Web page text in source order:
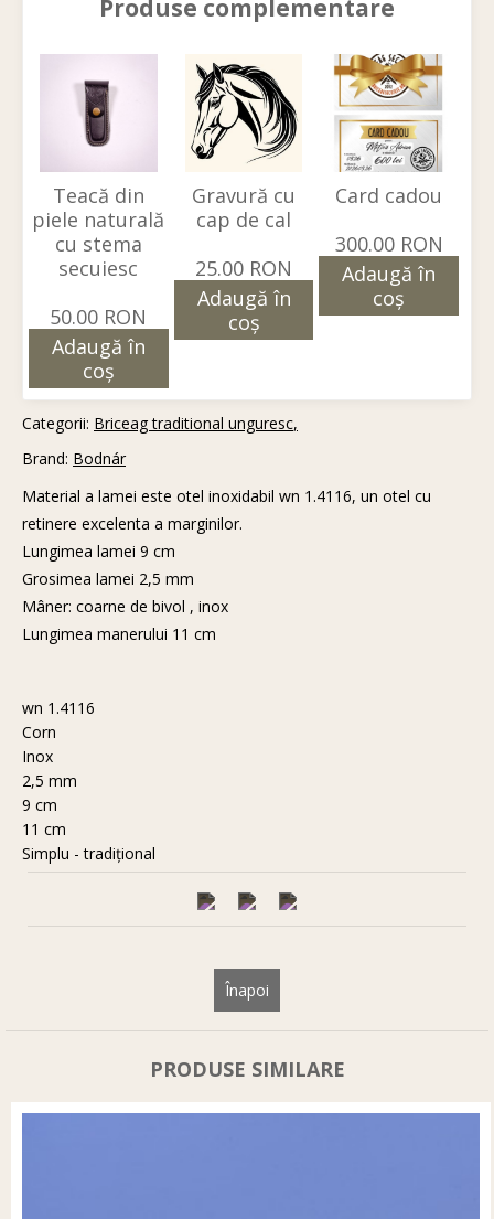
Produse complementare
Teacă din
piele naturală
cu stema
secuiesc
50.00 RON
Adaugă în
coş
Gravură cu
cap de cal
25.00 RON
Adaugă în
coş
Card cadou
300.00 RON
Adaugă în
coş
Categorii: Briceag traditional unguresc
Brand: Bodnár
Material a lamei este otel inoxidabil wn 1.4116, un otel cu
retinere excelenta a marginilor.
Lungimea lamei 9 cm
Grosimea lamei 2,5 mm
Mâner: coarne de bivol , inox
Lungimea manerului 11 cm
wn 1.4116
Corn
Inox
2,5 mm
9 cm
11 cm
Simplu - tradiţional
Înapoi
PRODUSE SIMILARE